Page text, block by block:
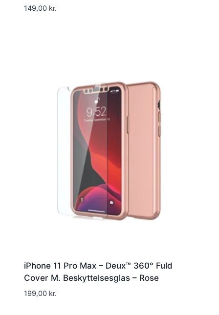
149,00 kr.
iPhone 11 Pro Max – Deux™ 360° Fuld
Cover M. Beskyttelsesglas – Rose
199,00 kr.